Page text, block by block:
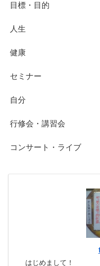
目標・目的
人生
健康
セミナー
自分
行修会・講習会
コンサート・ライブ
はじめまして！